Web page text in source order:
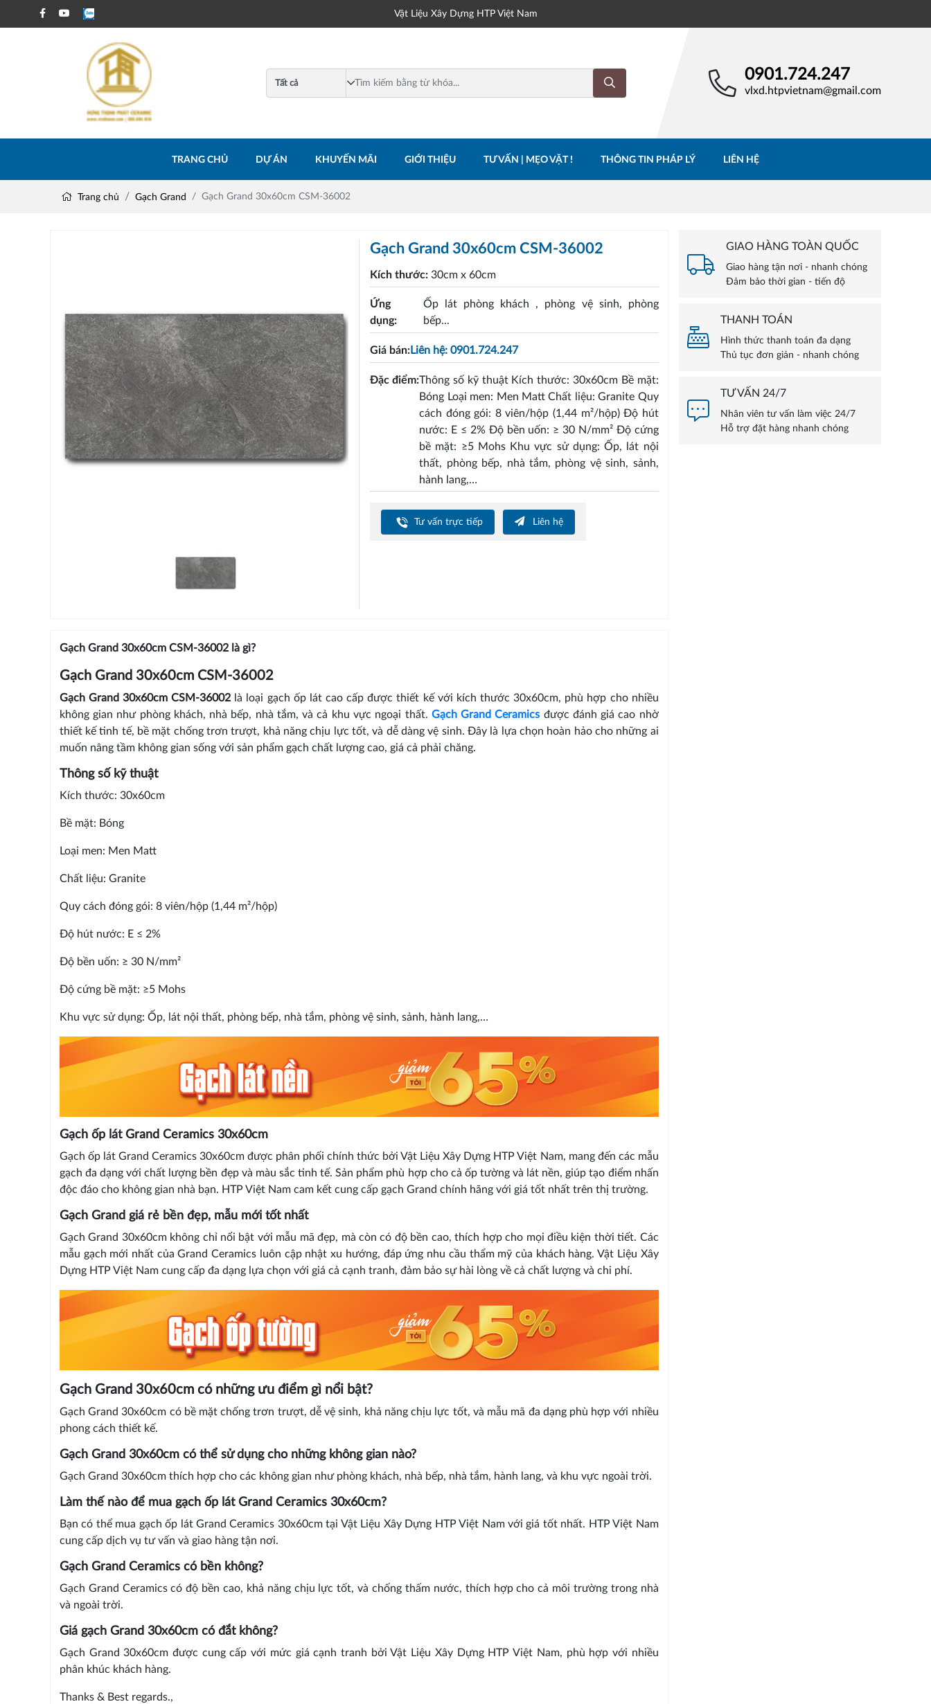
Vật Liệu Xây Dựng HTP Việt Nam
0901.724.247
vlxd.htpvietnam@gmail.com
TRANG CHỦ DỰ ÁN KHUYẾN MÃI GIỚI THIỆU TƯ VẤN | MẸO VẶT ! THÔNG TIN PHÁP LÝ LIÊN HỆ
Trang chủ Gạch Grand Gạch Grand 30x60cm CSM-36002
Gạch Grand 30x60cm CSM-36002
Kích thước:30cm x 60cm
Ứng
dụng:
Ốp lát phòng khách , phòng vệ sinh, phòng
bếp...
Giá bán:Liên hệ: 0901.724.247
Đặc điểm:Thông số kỹ thuật Kích thước: 30x60cm Bề mặt:
Bóng Loại men: Men Matt Chất liệu: Granite Quy
cách đóng gói: 8 viên/hộp (1,44 m²/hộp) Độ hút
nước: E ≤ 2% Độ bền uốn: ≥ 30 N/mm² Độ cứng
bề mặt: ≥5 Mohs Khu vực sử dụng: Ốp, lát nội
thất, phòng bếp, nhà tắm, phòng vệ sinh, sảnh,
hành lang,…
Tư vấn trực tiếp Liên hệ
Gạch Grand 30x60cm CSM-36002 là gì?
Gạch Grand 30x60cm CSM-36002
Gạch Grand 30x60cm CSM-36002 là loại gạch ốp lát cao cấp được thiết kế với kích thước 30x60cm, phù hợp cho nhiều
không gian như phòng khách, nhà bếp, nhà tắm, và cả khu vực ngoại thất. Gạch Grand Ceramics được đánh giá cao nhờ
thiết kế tinh tế, bề mặt chống trơn trượt, khả năng chịu lực tốt, và dễ dàng vệ sinh. Đây là lựa chọn hoàn hảo cho những ai
muốn nâng tầm không gian sống với sản phẩm gạch chất lượng cao, giá cả phải chăng.
Thông số kỹ thuật
Kích thước: 30x60cm
Bề mặt: Bóng
Loại men: Men Matt
Chất liệu: Granite
Quy cách đóng gói: 8 viên/hộp (1,44 m²/hộp)
Độ hút nước: E ≤ 2%
Độ bền uốn: ≥ 30 N/mm²
Độ cứng bề mặt: ≥5 Mohs
Khu vực sử dụng: Ốp, lát nội thất, phòng bếp, nhà tắm, phòng vệ sinh, sảnh, hành lang,…
Gạch ốp lát Grand Ceramics 30x60cm
Gạch ốp lát Grand Ceramics 30x60cm được phân phối chính thức bởi Vật Liệu Xây Dựng HTP Việt Nam, mang đến các mẫu
gạch đa dạng với chất lượng bền đẹp và màu sắc tinh tế. Sản phẩm phù hợp cho cả ốp tường và lát nền, giúp tạo điểm nhấn
độc đáo cho không gian nhà bạn. HTP Việt Nam cam kết cung cấp gạch Grand chính hãng với giá tốt nhất trên thị trường.
Gạch Grand giá rẻ bền đẹp, mẫu mới tốt nhất
Gạch Grand 30x60cm không chỉ nổi bật với mẫu mã đẹp, mà còn có độ bền cao, thích hợp cho mọi điều kiện thời tiết. Các
mẫu gạch mới nhất của Grand Ceramics luôn cập nhật xu hướng, đáp ứng nhu cầu thẩm mỹ của khách hàng. Vật Liệu Xây
Dựng HTP Việt Nam cung cấp đa dạng lựa chọn với giá cả cạnh tranh, đảm bảo sự hài lòng về cả chất lượng và chi phí.
Gạch Grand 30x60cm có những ưu điểm gì nổi bật?
Gạch Grand 30x60cm có bề mặt chống trơn trượt, dễ vệ sinh, khả năng chịu lực tốt, và mẫu mã đa dạng phù hợp với nhiều
phong cách thiết kế.
Gạch Grand 30x60cm có thể sử dụng cho những không gian nào?
Gạch Grand 30x60cm thích hợp cho các không gian như phòng khách, nhà bếp, nhà tắm, hành lang, và khu vực ngoài trời.
Làm thế nào để mua gạch ốp lát Grand Ceramics 30x60cm?
Bạn có thể mua gạch ốp lát Grand Ceramics 30x60cm tại Vật Liệu Xây Dựng HTP Việt Nam với giá tốt nhất. HTP Việt Nam
cung cấp dịch vụ tư vấn và giao hàng tận nơi.
Gạch Grand Ceramics có bền không?
Gạch Grand Ceramics có độ bền cao, khả năng chịu lực tốt, và chống thấm nước, thích hợp cho cả môi trường trong nhà
và ngoài trời.
Giá gạch Grand 30x60cm có đắt không?
Gạch Grand 30x60cm được cung cấp với mức giá cạnh tranh bởi Vật Liệu Xây Dựng HTP Việt Nam, phù hợp với nhiều
phân khúc khách hàng.
Thanks & Best regards.,
GIAO HÀNG TOÀN QUỐC
Giao hàng tận nơi - nhanh chóng
Đảm bảo thời gian - tiến độ
THANH TOÁN
Hình thức thanh toán đa dạng
Thủ tục đơn giản - nhanh chóng
TƯ VẤN 24/7
Nhân viên tư vấn làm việc 24/7
Hỗ trợ đặt hàng nhanh chóng